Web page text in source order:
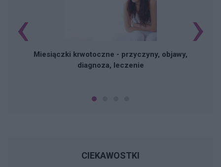
Miesiączki krwotoczne - przyczyny, objawy,
diagnoza, leczenie
‹ ›
CIEKAWOSTKI